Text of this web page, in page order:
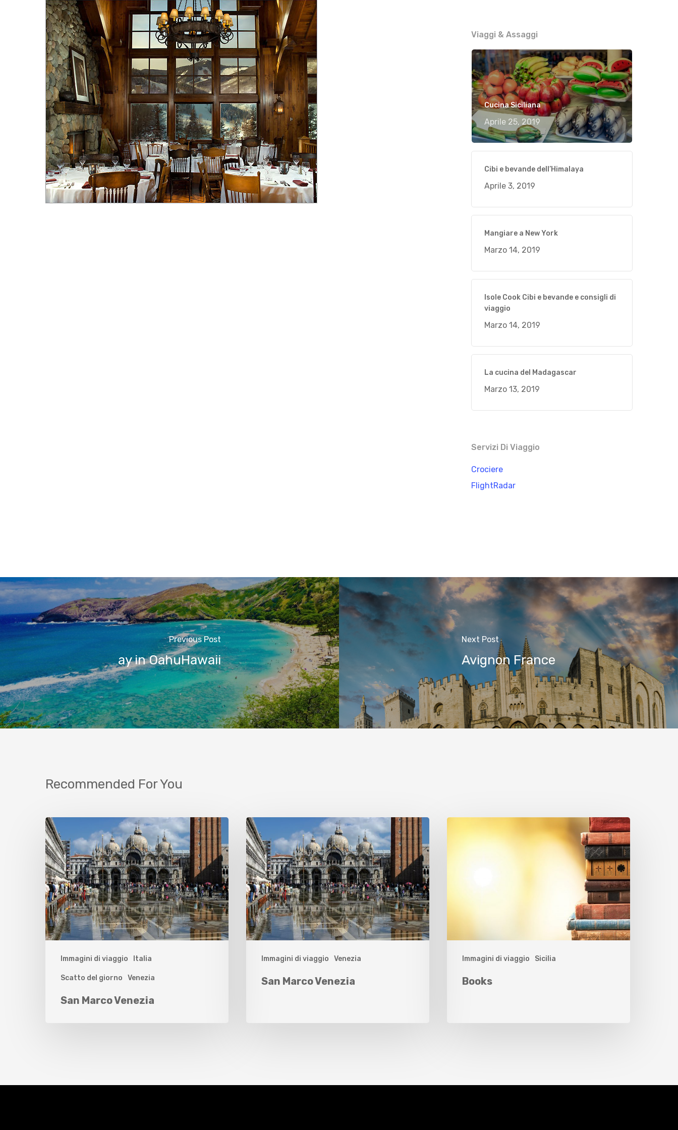
Hit enter to search or ESC to close
Viaggi & Assaggi
Cucina Siciliana
Aprile 25, 2019
Cibi e bevande dell’Himalaya
Aprile 3, 2019
Mangiare a New York
Marzo 14, 2019
Isole Cook Cibi e bevande e consigli di
viaggio
Marzo 14, 2019
La cucina del Madagascar
Marzo 13, 2019
Servizi Di Viaggio
Crociere
FlightRadar
Previous Post
ay in OahuHawaii
Next Post
Avignon France
Recommended For You
Immagini di viaggio Italia
Scatto del giorno Venezia
San Marco Venezia
Immagini di viaggio Venezia
San Marco Venezia
Immagini di viaggio Sicilia
Books